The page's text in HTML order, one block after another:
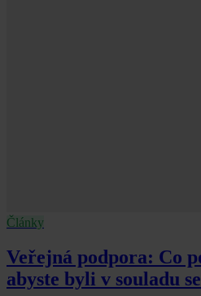
Články
Veřejná podpora: Co
abyste byli v souladu